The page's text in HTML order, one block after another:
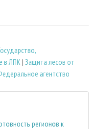
в ЛПК| Защита лесов от
агентство
регионов к